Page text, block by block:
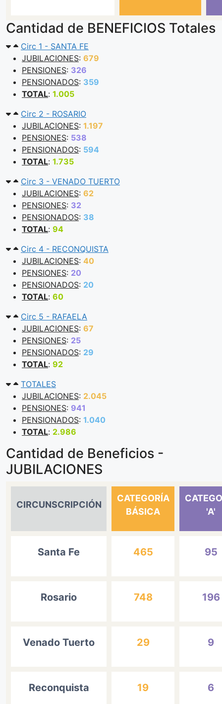
Cantidad de BENEFICIOS Totales
Circ 1 - SANTA FE
JUBILACIONES: 679
PENSIONES: 326
PENSIONADOS: 359
TOTAL: 1.005
Circ 2 - ROSARIO
JUBILACIONES: 1.197
PENSIONES: 538
PENSIONADOS: 594
TOTAL: 1.735
Circ 3 - VENADO TUERTO
JUBILACIONES: 62
PENSIONES: 32
PENSIONADOS: 38
TOTAL: 94
Circ 4 - RECONQUISTA
JUBILACIONES: 40
PENSIONES: 20
PENSIONADOS: 20
TOTAL: 60
Circ 5 - RAFAELA
JUBILACIONES: 67
PENSIONES: 25
PENSIONADOS: 29
TOTAL: 92
TOTALES
JUBILACIONES: 2.045
PENSIONES: 941
PENSIONADOS: 1.040
TOTAL: 2.986
Cantidad de Beneficios -
JUBILACIONES
CIRCUNSCRIPCIÓN
CATEGORÍA
BÁSICA
'A'
Santa Fe 465 95
Rosario 748 196
Venado Tuerto 29 9
Reconquista 19 6